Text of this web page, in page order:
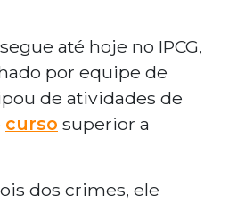
até hoje no IPCG,
por equipe de
de atividades de
curso superior a
dos crimes, ele